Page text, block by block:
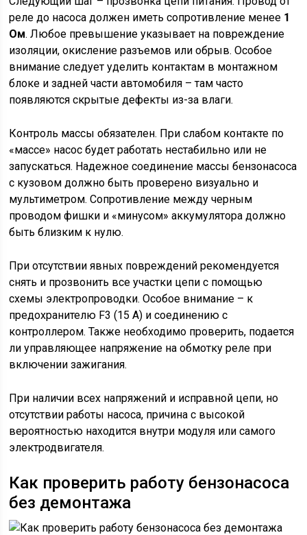
реле до насоса должен иметь сопротивление менее 1
Ом. Любое превышение указывает на повреждение
изоляции, окисление разъемов или обрыв. Особое
внимание следует уделить контактам в монтажном
блоке и задней части автомобиля – там часто
появляются скрытые дефекты из-за влаги.
Контроль массы обязателен. При слабом контакте по
«массе» насос будет работать нестабильно или не
запускаться. Надежное соединение массы бензонасоса
с кузовом должно быть проверено визуально и
мультиметром. Сопротивление между черным
проводом фишки и «минусом» аккумулятора должно
быть близким к нулю.
При отсутствии явных повреждений рекомендуется
снять и прозвонить все участки цепи с помощью
схемы электропроводки. Особое внимание – к
предохранителю F3 (15 А) и соединению с
контроллером. Также необходимо проверить, подается
ли управляющее напряжение на обмотку реле при
включении зажигания.
При наличии всех напряжений и исправной цепи, но
отсутствии работы насоса, причина с высокой
вероятностью находится внутри модуля или самого
электродвигателя.
Как проверить работу бензонасоса
без демонтажа